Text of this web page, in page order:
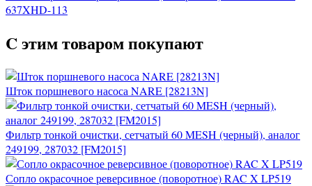
637XHD-113
C этим товаром покупают
Шток поршневого насоса NARE [28213N]
Фильтр тонкой очистки, сетчатый 60 MESH (черный), аналог
249199, 287032 [FM2015]
Сопло окрасочное реверсивное (поворотное) RAC X LP519